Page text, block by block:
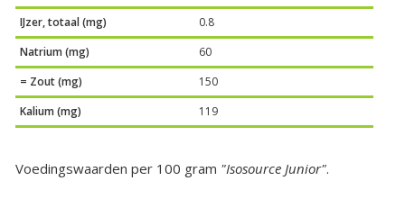
IJzer, totaal (mg)
0.8
Natrium (mg)
60
= Zout (mg)
150
Kalium (mg)
119
Voedingswaarden per 100 gram "Isosource Junior".